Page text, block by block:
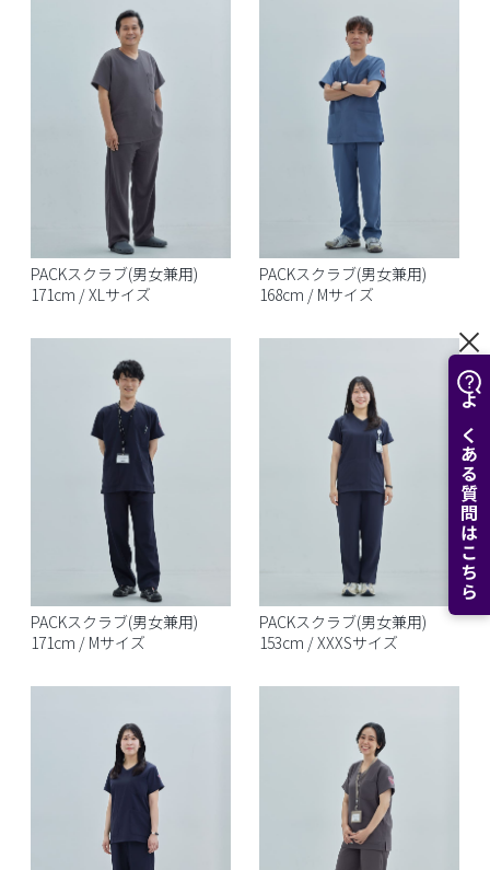
よくある質問はこちら
PACKスクラブ(男女兼用)
171cm / XLサイズ
PACKスクラブ(男女兼用)
168cm / Mサイズ
PACKスクラブ(男女兼用)
171cm / Mサイズ
PACKスクラブ(男女兼用)
153cm / XXXSサイズ